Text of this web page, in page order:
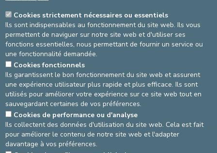
COORDONNÉES DE CONTACT DE
L’UNITÉ
T. de l’unité: 02-614 39 20
RESPONSABLE INFIRMIER
Photo Nom Prénom Fonction
VANDER SNICKT Patricia
Cookies strictement nécessaires ou essentiels
Ils sont indispensables au fonctionnement du site web. Ils vous
permettent de naviguer sur notre site web et d'utiliser ses
fonctions essentielles, nous permettant de fournir un service ou
une fonctionnalité demandée.
Cookies fonctionnels
Ils garantissent le bon fonctionnement du site web et assurent
une expérience utilisateur plus rapide et plus efficace. Ils sont
utilisés pour améliorer votre expérience sur ce site web tout en
sauvegardant certaines de vos préférences.
Cookies de performance ou d'analyse
Ils collectent des données d'utilisation du site web. Cela est fait
pour améliorer le contenu de notre site web et l'adapter
davantage à vos préférences.